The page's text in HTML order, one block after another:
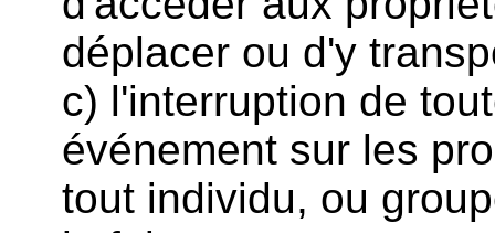
déplacer ou d'y
c) l'interruption de
événement sur les
tout individu, ou